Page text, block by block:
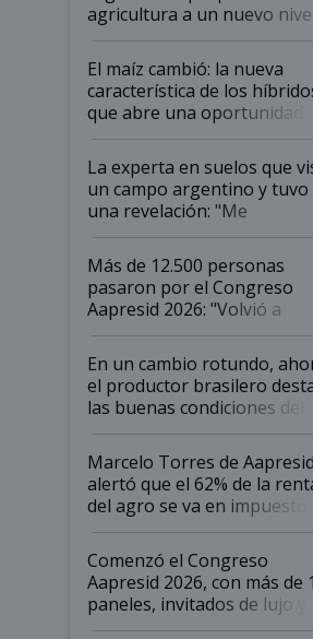
agricultura a un nuevo nivel:
posibilidades de
infinitas"
El maíz cambió: la nueva
característica de los
que abre una oportunidad
el lote
La experta en suelos que
un campo argentino y tuvo
una revelación: "Me
impresionó mucho"
Más de 12.500 personas
pasaron por el Congreso
Aapresid 2026: "Volvió a
demostrar que hablar del
suelo es hablar de todo el
sistema productivo"
En un cambio rotundo,
el productor brasilero
las buenas condiciones del
agro argentino para
"Los veo más motivados"
Marcelo Torres de Aapresid
alertó que el 62% de la
del agro se va en impuestos:
"No es bueno que en
Argentina se sigan
las mismas cosas de hace 50
años"
Comenzó el Congreso
Aapresid 2026, con más de
paneles, invitados de lujo y
todas las tendencias